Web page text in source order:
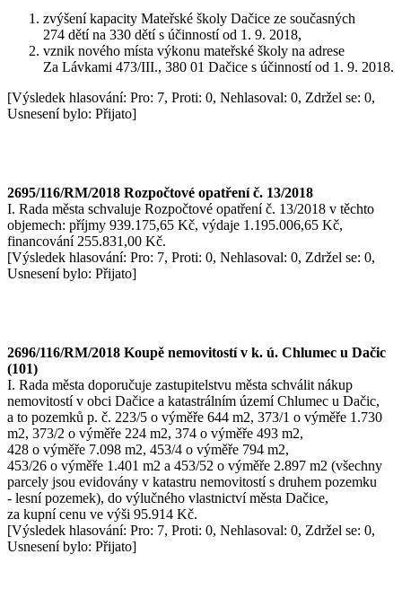
zvýšení kapacity Mateřské školy Dačice ze současných
274 dětí na 330 dětí s účinností od 1. 9. 2018,
vznik nového místa výkonu mateřské školy na adrese
Za Lávkami 473/III., 380 01 Dačice s účinností od 1. 9. 2018.
[Výsledek hlasování: Pro: 7, Proti: 0, Nehlasoval: 0, Zdržel se: 0,
Usnesení bylo: Přijato]
2695/116/RM/2018 Rozpočtové opatření č. 13/2018
I. Rada města schvaluje Rozpočtové opatření č. 13/2018 v těchto
objemech: příjmy 939.175,65 Kč, výdaje 1.195.006,65 Kč,
financování 255.831,00 Kč.
[Výsledek hlasování: Pro: 7, Proti: 0, Nehlasoval: 0, Zdržel se: 0,
Usnesení bylo: Přijato]
2696/116/RM/2018 Koupě nemovitostí v k. ú. Chlumec u Dačic
(101)
I. Rada města doporučuje zastupitelstvu města schválit nákup
nemovitostí v obci Dačice a katastrálním území Chlumec u Dačic,
a to pozemků p. č. 223/5 o výměře 644 m2, 373/1 o výměře 1.730
m2, 373/2 o výměře 224 m2, 374 o výměře 493 m2,
428 o výměře 7.098 m2, 453/4 o výměře 794 m2,
453/26 o výměře 1.401 m2 a 453/52 o výměře 2.897 m2 (všechny
parcely jsou evidovány v katastru nemovitostí s druhem pozemku
- lesní pozemek), do výlučného vlastnictví města Dačice,
za kupní cenu ve výši 95.914 Kč.
[Výsledek hlasování: Pro: 7, Proti: 0, Nehlasoval: 0, Zdržel se: 0,
Usnesení bylo: Přijato]